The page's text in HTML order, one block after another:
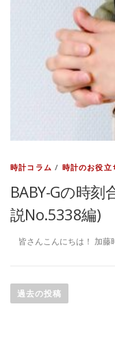
時計コラム / 時計のお役立
BABY-Gの時
説No.5338編)
皆さんこんにちは！ 加藤
稿
過去の投稿